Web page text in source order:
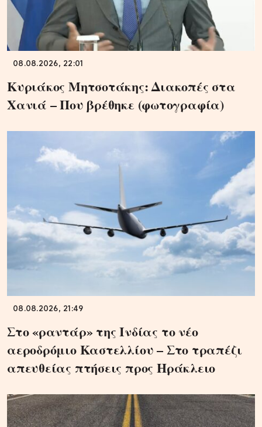
08.08.2026, 22:01
Κυριάκος Μητσοτάκης: Διακοπές στα
Χανιά – Που βρέθηκε (φωτογραφία)
08.08.2026, 21:49
Στο «ραντάρ» της Ινδίας το νέο
αεροδρόμιο Καστελλίου – Στο τραπέζι
απευθείας πτήσεις προς Ηράκλειο